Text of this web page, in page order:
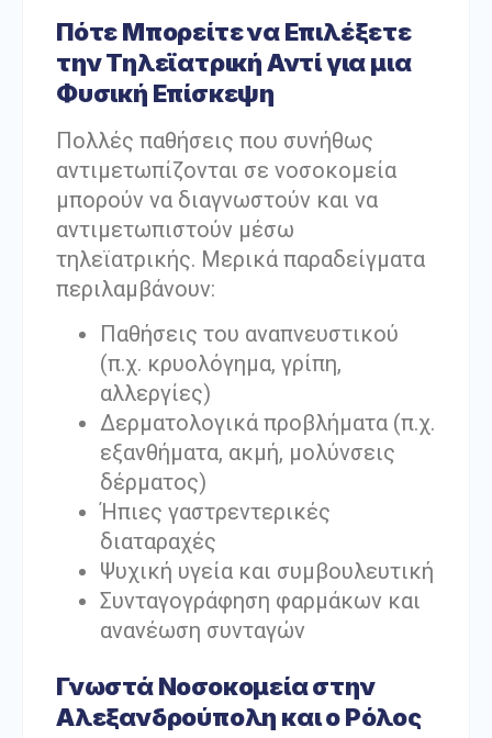
Πότε Μπορείτε να Επιλέξετε
την Τηλεϊατρική Αντί για μια
Φυσική Επίσκεψη
Πολλές παθήσεις που συνήθως
αντιμετωπίζονται σε νοσοκομεία
μπορούν να διαγνωστούν και να
αντιμετωπιστούν μέσω
τηλεϊατρικής. Μερικά παραδείγματα
περιλαμβάνουν:
Παθήσεις του αναπνευστικού
(π.χ. κρυολόγημα, γρίπη,
αλλεργίες)
Δερματολογικά προβλήματα (π.χ.
εξανθήματα, ακμή, μολύνσεις
δέρματος)
Ήπιες γαστρεντερικές
διαταραχές
Ψυχική υγεία και συμβουλευτική
Συνταγογράφηση φαρμάκων και
ανανέωση συνταγών
Γνωστά Νοσοκομεία στην
Αλεξανδρούπολη και ο Ρόλος